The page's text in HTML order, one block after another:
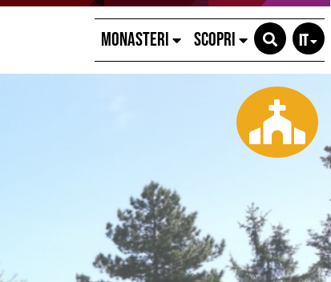
MONASTERI SCOPRI IT